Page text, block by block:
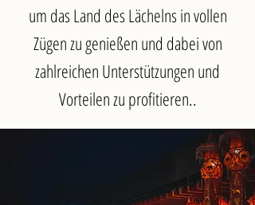
um das Land des Lächelns in vollen
Zügen zu genießen und dabei von
zahlreichen Unterstützungen und
Vorteilen zu profitieren..